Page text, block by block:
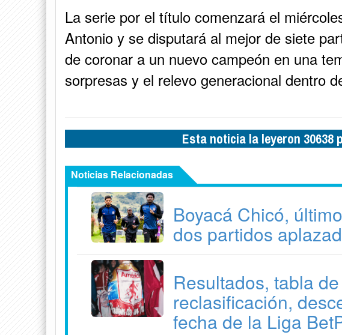
La serie por el título comenzará el
Antonio y se disputará al mejor de siete
de coronar a un nuevo campeón en una
sorpresas y el relevo generacional dentro
Esta noticia la leyeron 30638
Noticias Relacionadas
Boyacá Chicó,
dos partidos
Resultados, tabla
reclasificación,
fecha de la Liga